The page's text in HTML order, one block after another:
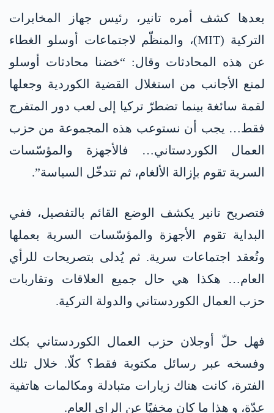
بعدها كشف أمره تانير، رئيس جهاز المخابرات
التركية (MIT)، والمنظّم لاجتماعات أوسلو الغطاء
عن هذه المحادثات وقال: “خضنا محادثات أوسلو
لمنع الأجانب من استغلال القضية الكوردية وجعلها
لقمة سائغة بينما تضطرّ تركيا إلى لعب دور المتفرج
فقط… يجب أن نستوعب هذه المجموعة من حزب
العمال الكوردستاني… فالأجهزة والمؤسّسات
السرية تقوم بإزالة الألغام، ثم تتدخّل السياسة”.
فتصريح تانير يكشف الوضع القائم بالتفصيل، ففي
البداية تقوم الأجهزة والمؤسّسات السرية بعملها
وتُعقد اجتماعات سرية. ثم يُدلى بتصريحات للرأي
العام… هكذا هي حال جميع العلاقات وتقاربات
حزب العمال الكوردستاني والدولة التركية.
فهل حلّ أوجلان حزب العمال الكوردستاني بكك
وفسخه عبر رسائل مكتوبة فقط؟ كلّا. خلال تلك
الفترة، كانت هناك زيارات متبادلة ومكالمات هاتفية
عدّة، و هذا ما كان مخفيًا عن الراي العام.